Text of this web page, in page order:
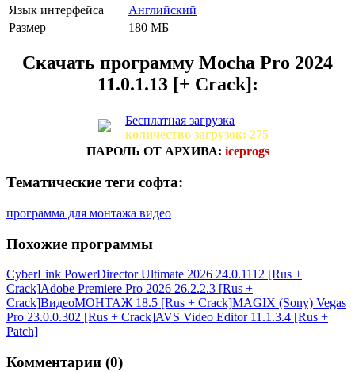
Язык интерфейса
Английский
Размер
180 МБ
Скачать программу Mocha Pro 2024
11.0.1.13 [+ Crack]:
Бесплатная загрузка
количество загрузок: 275
ПАРОЛЬ ОТ АРХИВА: iceprogs
Тематические теги софта:
программа для монтажа видео
Похожие программы
CyberLink PowerDirector Ultimate 2026 24.0.1112 [Rus +
Crack]Adobe Premiere Pro 2026 26.2.2.3 [Rus +
Crack]ВидеоМОНТАЖ 18.5 [Rus + Crack]MAGIX (Sony) Vegas
Pro 23.0.0.302 [Rus + Crack]AVS Video Editor 11.1.3.4 [Rus +
Patch]
Комментарии (0)